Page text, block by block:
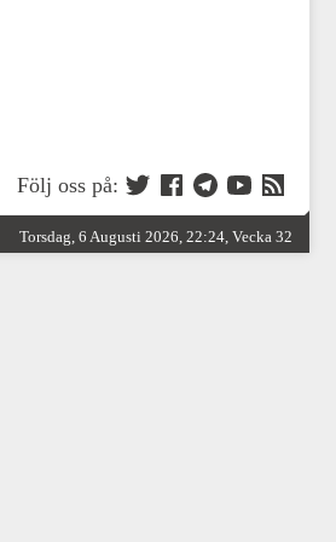
Följ oss på:
Torsdag, 6 Augusti 2026, 22:24, Vecka 32